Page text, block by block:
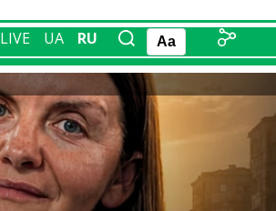
LIVE UA RU Aa